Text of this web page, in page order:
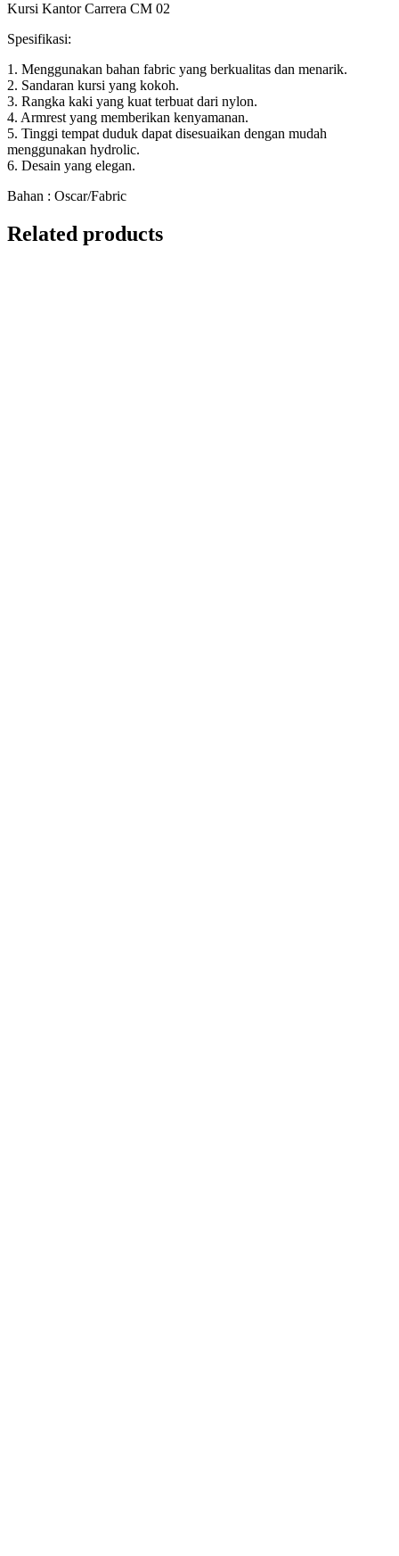
Kursi Kantor Carrera CM 02
Spesifikasi:
1. Menggunakan bahan fabric yang berkualitas dan menarik.
2. Sandaran kursi yang kokoh.
3. Rangka kaki yang kuat terbuat dari nylon.
4. Armrest yang memberikan kenyamanan.
5. Tinggi tempat duduk dapat disesuaikan dengan mudah
menggunakan hydrolic.
6. Desain yang elegan.
Bahan : Oscar/Fabric
Related products